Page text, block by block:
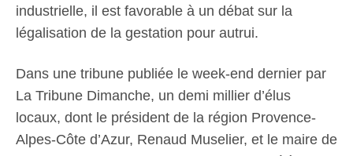
industrielle, il est favorable à un débat sur la
légalisation de la gestation pour autrui.
Dans une tribune publiée le week-end dernier par
La Tribune Dimanche, un demi millier d’élus
locaux, dont le président de la région Provence-
Alpes-Côte d’Azur, Renaud Muselier, et le maire de